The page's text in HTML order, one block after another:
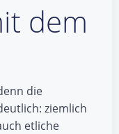
dem
die
ziemlich
etliche